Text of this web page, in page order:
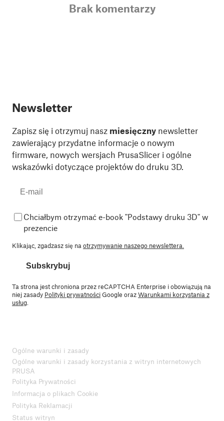
Brak komentarzy
Newsletter
Zapisz się i otrzymuj nasz miesięczny newsletter
zawierający przydatne informacje o nowym
firmware, nowych wersjach PrusaSlicer i ogólne
wskazówki dotyczące projektów do druku 3D.
Chciałbym otrzymać e-book "Podstawy druku 3D" w
prezencie
Klikając, zgadzasz się na otrzymywanie naszego newslettera.
Subskrybuj
Ta strona jest chroniona przez reCAPTCHA Enterprise i obowiązują na
niej zasady Polityki prywatnościGoogle orazWarunkami korzystania z
usług
Ogólne warunki i zasady
Ogólne warunki i zasady korzystania z witryn internetowych
PRUSA
Polityka Prywatności
Informacja o plikach Cookie
Polityka Reklamacji
Status witryn